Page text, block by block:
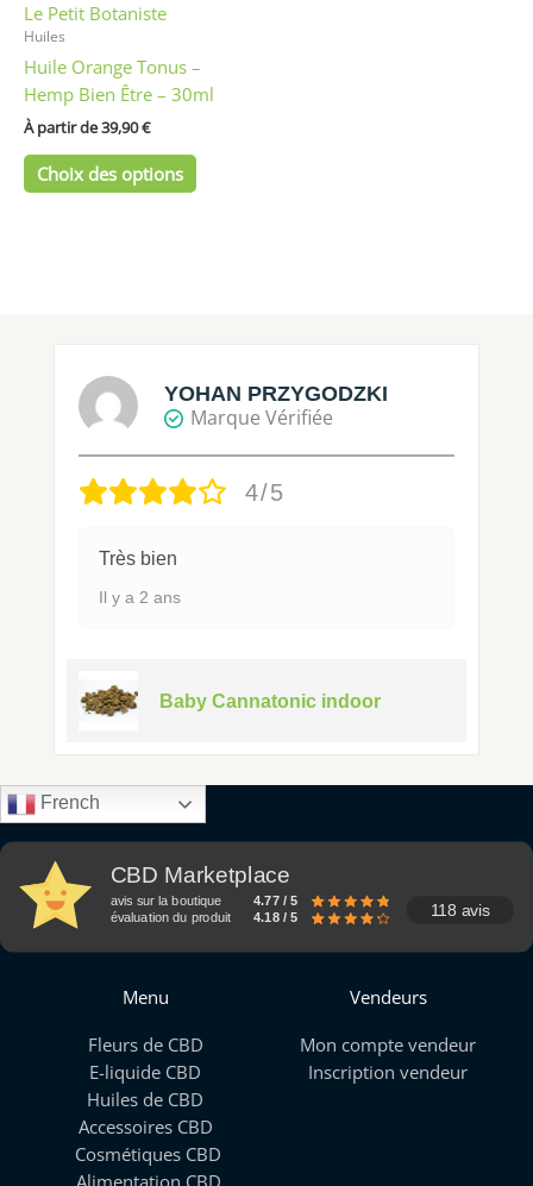
Le Petit Botaniste
Huiles
Huile Orange Tonus –
Hemp Bien Être – 30ml
À partir de 39,90€
Choix des options
la
page
produit
YOHAN PRZYGODZKI
Marque Vérifiée
4/5
Très bien
Il y a 2 ans
Baby Cannatonic indoor
French
CBD Marketplace
avis sur la boutique
4.77 / 5
évaluation du produit
4.18 / 5 118 avis
Menu
Fleurs de CBD
E-liquide CBD
Huiles de CBD
Accessoires CBD
Cosmétiques CBD
Vendeurs
Mon compte vendeur
Inscription vendeur